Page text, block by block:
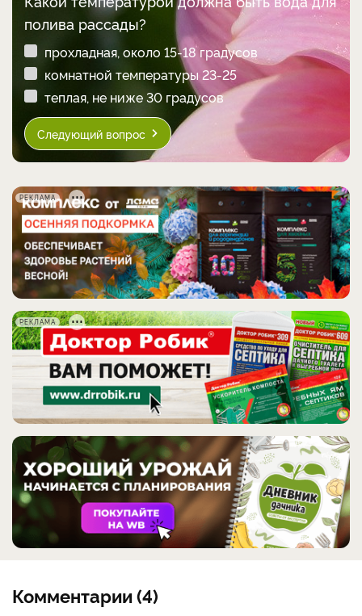
полива рассады?
прохладная, около 15-18 градусов
комнатной температуры 23-25
теплая, не ниже 30 градусов
Следующий вопрос
РЕКЛАМА
РЕКЛАМА
Комментарии (4)